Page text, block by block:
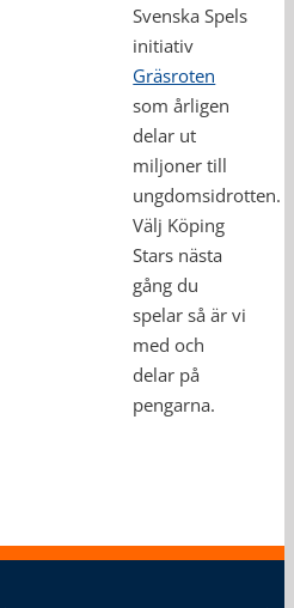
Svenska Spels
initiativ
Gräsroten
som årligen
delar ut
miljoner till
ungdomsidrotten.
Välj Köping
Stars nästa
gång du
spelar så är vi
med och
delar på
pengarna.